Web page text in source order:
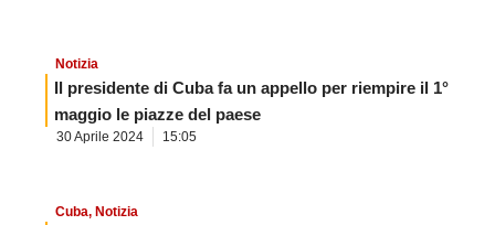
Notizia
Il presidente di Cuba fa un appello per riempire il 1°
maggio le piazze del paese
30 Aprile 2024 15:05
Cuba, Notizia